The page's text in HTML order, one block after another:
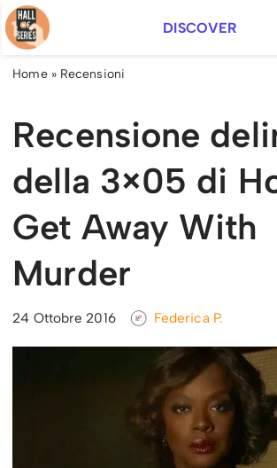
Vai
al
DISCOVER
Home» Recensioni
Recensione
della 3×05 di
Get Away With
Murder
24 Ottobre 2016 Federica P.